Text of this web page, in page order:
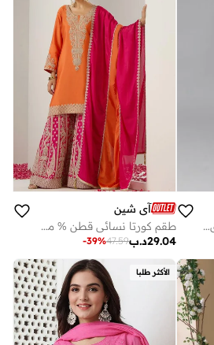
طقم كورتا بالازو نسائي أزرق بوليستر بتصميم ذاتي كامل الطول
آي شين
طقم كورتا نسائي قطن % مطرز بقصة مستقيمة برتقالي
د.ب29.04
47.59
-39%
الأكثر طلبا